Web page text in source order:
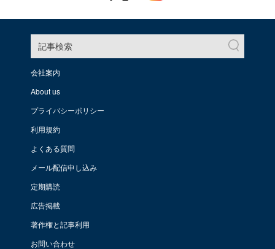
記事検索
会社案内
About us
プライバシーポリシー
利用規約
よくある質問
メール配信申し込み
定期購読
広告掲載
著作権と記事利用
お問い合わせ